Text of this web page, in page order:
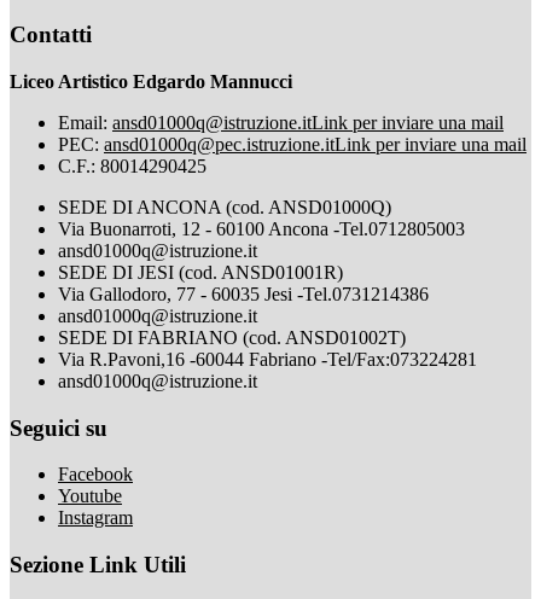
Contatti
Liceo Artistico Edgardo Mannucci
Email: ansd01000q@istruzione.itLink per inviare una mail
PEC: ansd01000q@pec.istruzione.itLink per inviare una mail
C.F.: 80014290425
SEDE DI ANCONA (cod. ANSD01000Q)
Via Buonarroti, 12 - 60100 Ancona -Tel.0712805003
ansd01000q@istruzione.it
SEDE DI JESI (cod. ANSD01001R)
Via Gallodoro, 77 - 60035 Jesi -Tel.0731214386
ansd01000q@istruzione.it
SEDE DI FABRIANO (cod. ANSD01002T)
Via R.Pavoni,16 -60044 Fabriano -Tel/Fax:073224281
ansd01000q@istruzione.it
Seguici su
Facebook
Youtube
Instagram
Sezione Link Utili